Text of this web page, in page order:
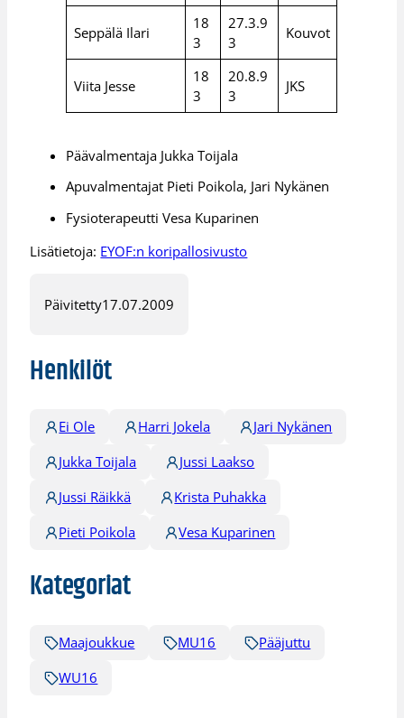
Seppälä Ilari
18
3
27.3.9
3
Kouvot
Viita Jesse
18
3
20.8.9
3
JKS
Päävalmentaja Jukka Toijala
Apuvalmentajat Pieti Poikola, Jari Nykänen
Fysioterapeutti Vesa Kuparinen
Lisätietoja: EYOF:n koripallosivusto
Päivitetty17.07.2009
Henkilöt
Ei Ole Harri Jokela
Jari Nykänen
Jukka Toijala
Jussi Laakso
Jussi Räikkä
Krista Puhakka
Pieti Poikola
Vesa Kuparinen
Kategoriat
Maajoukkue MU16
Pääjuttu
WU16